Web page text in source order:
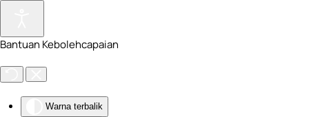
Bantuan Kebolehcapaian
Warna terbalik
Skip to main content